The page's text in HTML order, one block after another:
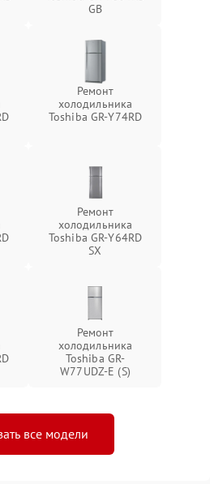
GB
Ремонт
холодильника
Toshiba GR-Y74RD
Ремонт
холодильника
Toshiba GR-Y64RD
SX
Ремонт
холодильника
Toshiba GR-
W77UDZ-E (S)
все модели